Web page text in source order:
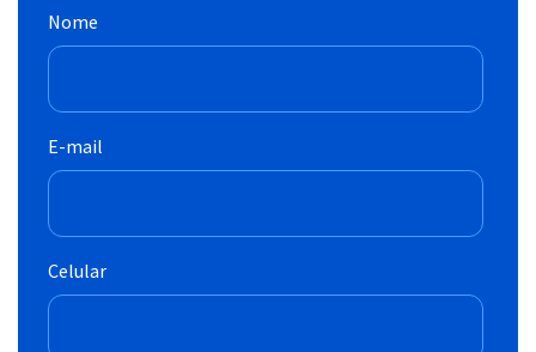
Nome
E-mail
Celular